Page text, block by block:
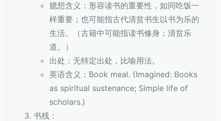
臆想含义：形容读书的重要性，如同吃饭一
样重要；也可能指古代清贫书生以书为乐的
生活。（古籍中可能指读书修身；清贫乐
道。）
出处：无特定出处，比喻用法。
英语含义：Book meal. (Imagined: Books
as spiritual sustenance; Simple life of
scholars.)
书残：